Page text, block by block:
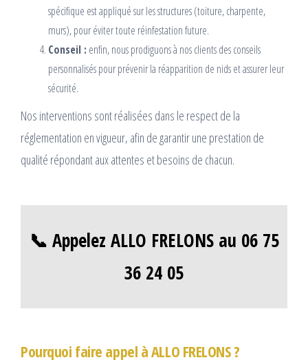
spécifique est appliqué sur les structures (toiture, charpente,
murs), pour éviter toute réinfestation future.
Conseil : enfin, nous prodiguons à nos clients des conseils
personnalisés pour prévenir la réapparition de nids et assurer leur
sécurité.
Nos interventions sont réalisées dans le respect de la
réglementation en vigueur, afin de garantir une prestation de
qualité répondant aux attentes et besoins de chacun.
📞 Appelez ALLO FRELONS au 06 75
36 24 05
Pourquoi faire appel à ALLO FRELONS ?